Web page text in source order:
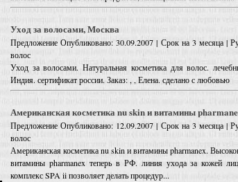
Уход за волосами, Москва
Предложение Опубликовано: 30.09.2007 | Срок на 3 месяца |
волос
Уход за волосами. Натуральная косметика для волос.
Индия. сертификат россии. Заказ: , , Елена. сделано с любовью
Американская косметика nu skin и витамины
Предложение Опубликовано: 12.09.2007 | Срок на 3 месяца |
волос
Американская косметика nu skin и витамины pharmanex.
витамины pharmanex теперь в РФ. линия ухода за кожей
комплекс SPA ii позволяет делать процедур...